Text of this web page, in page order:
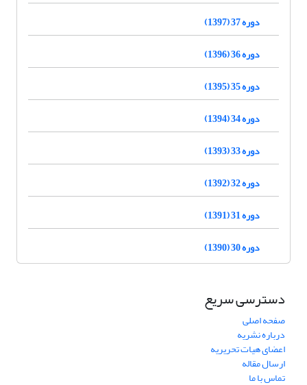
دوره 37 (1397)
دوره 36 (1396)
دوره 35 (1395)
دوره 34 (1394)
دوره 33 (1393)
دوره 32 (1392)
دوره 31 (1391)
دوره 30 (1390)
دسترسی سریع
صفحه اصلی
درباره نشریه
اعضای هیات تحریریه
ارسال مقاله
تماس با ما